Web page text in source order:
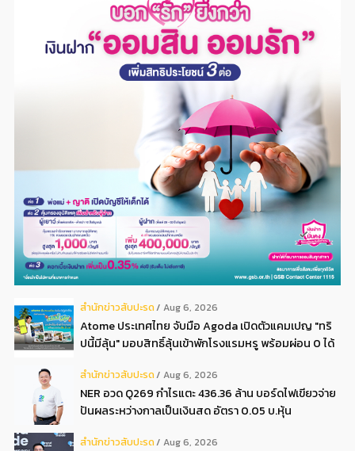
สํานักข่าวสับปะรด Aug 6, 2026
Atome ประเทศไทย จับมือ Agoda เปิดตัวแคมเปญ "ทริ
ปนี้มีลุ้น" มอบสิทธิ์ลุ้นเข้าพักโรงแรมหรู พร้อมผ่อน 0 ได้
สํานักข่าวสับปะรด Aug 6, 2026
NER อวด Q269 กำไรแตะ 436.36 ล้าน บอร์ดไฟเขียวจ่าย
ปันผลระหว่างกาลเป็นเงินสด อัตรา 0.05 บ.หุ้น
สํานักข่าวสับปะรด Aug 6, 2026